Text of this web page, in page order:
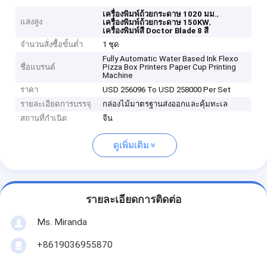
แสงสูง
เครื่องพิมพ์ถ้วยกระดาษ 1020 มม.,
เครื่องพิมพ์ถ้วยกระดาษ 150KW,
เครื่องพิมพ์สี Doctor Blade 8 สี
จำนวนสั่งซื้อขั้นต่ำ
1 ชุด
ชื่อแบรนด์
Fully Automatic Water Based Ink Flexo
Pizza Box Printers Paper Cup Printing
Machine
ราคา
USD 256096 To USD 258000 Per Set
รายละเอียดการบรรจุ
กล่องไม้มาตรฐานส่งออกและคุ้มทะเล
สถานที่กำเนิด
จีน
ดูเพิ่มเติม
รายละเอียดการติดต่อ
Ms. Miranda
+8619036955870